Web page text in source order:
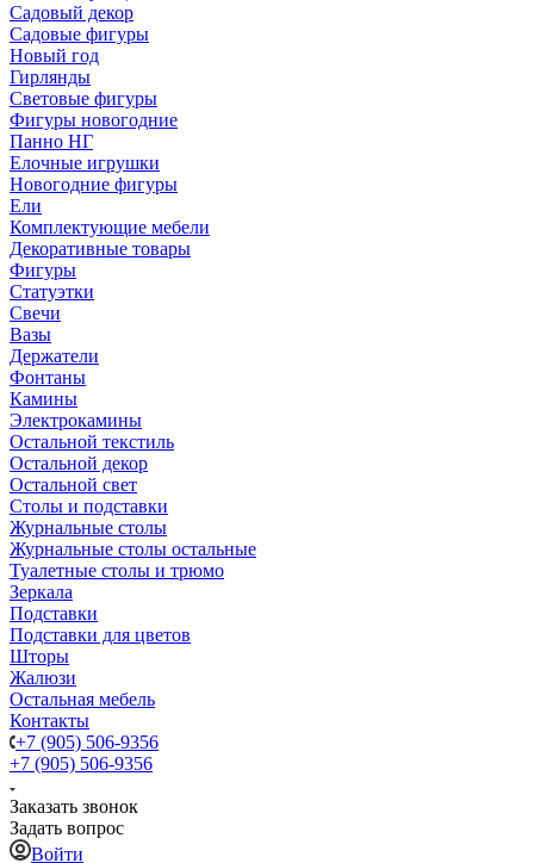
Садовый декор
Садовые фигуры
Новый год
Гирлянды
Световые фигуры
Фигуры новогодние
Панно НГ
Елочные игрушки
Новогодние фигуры
Ели
Комплектующие мебели
Декоративные товары
Фигуры
Статуэтки
Свечи
Вазы
Держатели
Фонтаны
Камины
Электрокамины
Остальной текстиль
Остальной декор
Остальной свет
Столы и подставки
Журнальные столы
Журнальные столы остальные
Туалетные столы и трюмо
Зеркала
Подставки
Подставки для цветов
Шторы
Жалюзи
Остальная мебель
Контакты
+7 (905) 506-9356
+7 (905) 506-9356
Заказать звонок
Задать вопрос
Войти